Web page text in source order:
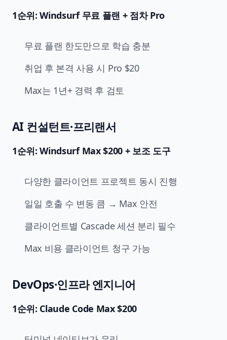
1순위: Windsurf 무료 플랜 + 점차 Pro
무료 플랜 한도만으로 학습 충분
취업 후 본격 사용 시 Pro $20
Max는 1년+ 경력 후 검토
AI 컨설턴트·프리랜서
1순위: Windsurf Max $200 + 보조 도구
다양한 클라이언트 프로젝트 동시 진행
일일 호출 수 변동 큼 → Max 안전
클라이언트별 Cascade 세션 분리 필수
Max 비용 클라이언트 청구 가능
DevOps·인프라 엔지니어
1순위: Claude Code Max $200